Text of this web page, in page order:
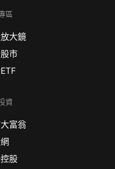
區
大鏡
市
資
富翁
股